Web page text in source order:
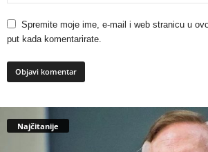
Spremite moje ime, e-mail i web stranicu u
put kada komentarirate.
Najčitanije